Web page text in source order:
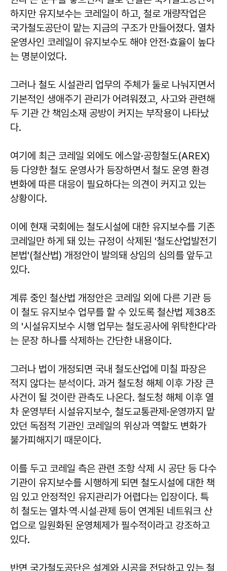
하지만 유지보수는 코레일이 하고, 철로 개량작업은
국가철도공단이 맡는 지금의 구조가 만들어졌다. 열차
운영사인 코레일이 유지보수도 해야 안전·효율이 높다
는 명분이었다.
그러나 철도 시설관리 업무의 주체가 둘로 나눠지면서
기본적인 생애주기 관리가 어려워졌고, 사고와 관련해
두 기관 간 책임소재 공방이 커지는 부작용이 나타났
다.
여기에 최근 코레일 외에도 에스알·공항철도(AREX)
등 다양한 철도 운영사가 등장하면서 철도 운영 환경
변화에 따른 대응이 필요하다는 의견이 커지고 있는
상황이다.
이에 현재 국회에는 철도시설에 대한 유지보수를 기존
코레일만 하게 돼 있는 규정이 삭제된 '철도산업발전기
본법'(철산법) 개정안이 발의돼 상임의 심의를 앞두고
있다.
계류 중인 철산법 개정안은 코레일 외에 다른 기관 등
이 철도 유지보수 업무를 할 수 있도록 철산법 제38조
의 '시설유지보수 시행 업무는 철도공사에 위탁한다'라
는 문장 하나를 삭제하는 간단한 내용이다.
그러나 법이 개정되면 국내 철도산업에 미칠 파장은
적지 않다는 분석이다. 과거 철도청 해체 이후 가장 큰
사건이 될 것이란 관측도 나온다. 철도청 해체 이후 열
차 운영부터 시설유지보수, 철도교통관제·운영까지 맡
았던 독점적 기관인 코레일의 위상과 역할도 변화가
불가피해지기 때문이다.
이를 두고 코레일 측은 관련 조항 삭제 시 공단 등 다수
기관이 유지보수를 시행하게 되면 철도시설에 대한 책
임 있고 안정적인 유지관리가 어렵다는 입장이다. 특
히 철도는 열차‧역‧시설‧관제 등이 연계된 네트워크 산
업으로 일원화된 운영체제가 필수적이라고 강조하고
있다.
반면 국가철도공단은 설계와 시공을 전담하고 있는 철